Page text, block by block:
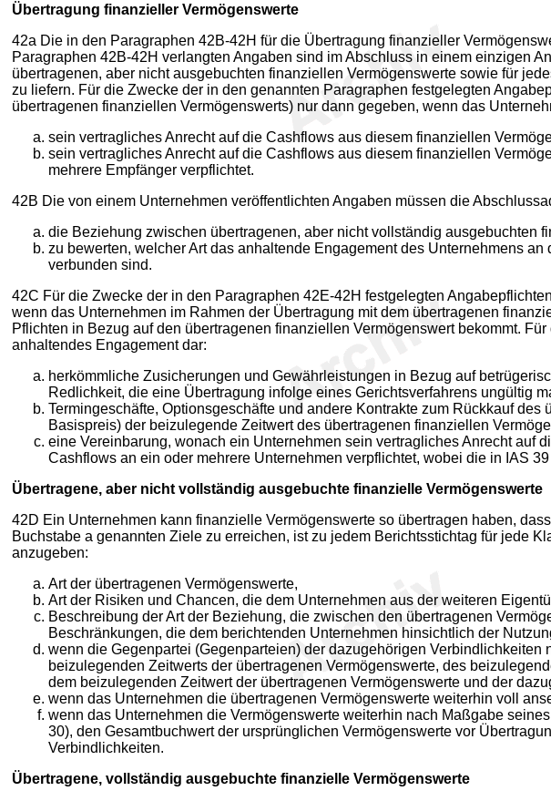
Übertragung finanzieller Vermögenswerte
42a Die in den Paragraphen 42B-42H für die Übertragung finanzieller
Paragraphen 42B-42H verlangten Angaben sind im Abschluss in einem einzigen
übertragenen, aber nicht ausgebuchten finanziellen Vermögenswerte sowie für
zu liefern. Für die Zwecke der in den genannten Paragraphen festgelegten
übertragenen finanziellen Vermögenswerts) nur dann gegeben, wenn das
sein vertragliches Anrecht auf die Cashflows aus diesem finanziellen
sein vertragliches Anrecht auf die Cashflows aus diesem finanziellen
mehrere Empfänger verpflichtet.
42B Die von einem Unternehmen veröffentlichten Angaben müssen die
die Beziehung zwischen übertragenen, aber nicht vollständig
zu bewerten, welcher Art das anhaltende Engagement des Unternehmens
verbunden sind.
42C Für die Zwecke der in den Paragraphen 42E-42H festgelegten
wenn das Unternehmen im Rahmen der Übertragung mit dem übertragenen
Pflichten in Bezug auf den übertragenen finanziellen Vermögenswert bekommt.
anhaltendes Engagement dar:
herkömmliche Zusicherungen und Gewährleistungen in Bezug auf
Redlichkeit, die eine Übertragung infolge eines Gerichtsverfahrens ungültig
Termingeschäfte, Optionsgeschäfte und andere Kontrakte zum Rückkauf
Basispreis) der beizulegende Zeitwert des übertragenen finanziellen
eine Vereinbarung, wonach ein Unternehmen sein vertragliches Anrecht auf
Cashflows an ein oder mehrere Unternehmen verpflichtet, wobei die in IAS
Übertragene, aber nicht vollständig ausgebuchte finanzielle Vermögenswerte
42D Ein Unternehmen kann finanzielle Vermögenswerte so übertragen haben,
Buchstabe a genannten Ziele zu erreichen, ist zu jedem Berichtsstichtag für jede
anzugeben:
Art der übertragenen Vermögenswerte,
Art der Risiken und Chancen, die dem Unternehmen aus der weiteren
Beschreibung der Art der Beziehung, die zwischen den übertragenen
Beschränkungen, die dem berichtenden Unternehmen hinsichtlich der
wenn die Gegenpartei (Gegenparteien) der dazugehörigen
beizulegenden Zeitwerts der übertragenen Vermögenswerte, des
dem beizulegenden Zeitwert der übertragenen Vermögenswerte und der
wenn das Unternehmen die übertragenen Vermögenswerte weiterhin voll
wenn das Unternehmen die Vermögenswerte weiterhin nach Maßgabe
30), den Gesamtbuchwert der ursprünglichen Vermögenswerte vor
Verbindlichkeiten.
Übertragene, vollständig ausgebuchte finanzielle Vermögenswerte